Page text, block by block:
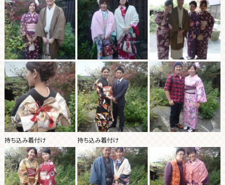
持ち込み着付け 持ち込み着付け